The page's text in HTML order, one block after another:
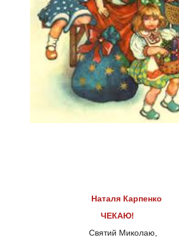
Наталя Карпенко
ЧЕКАЮ!
Святий Миколаю,